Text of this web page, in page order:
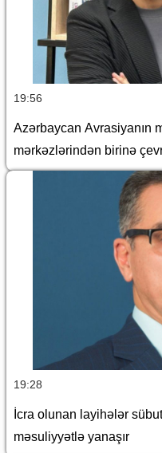
19:56
Azərbaycan Avrasiyanın
mərkəzlərindən birinə
19:28
İcra olunan layihələr
məsuliyyətlə yanaşır